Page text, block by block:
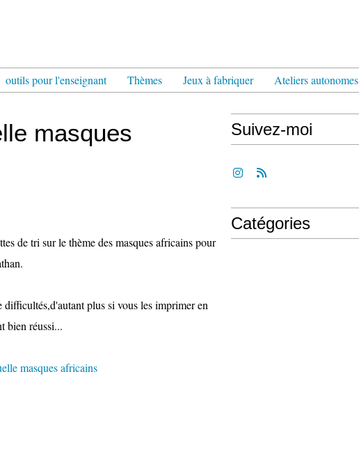
outils pour l'enseignant Thèmes Jeux à fabriquer Ateliers autonomes
masques
de tri sur le thème des masques africains pour
plus si vous les imprimer en
bien réussi...
Suivez-moi
Catégories